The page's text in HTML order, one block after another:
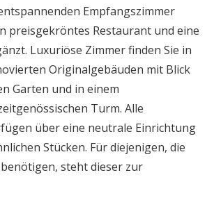
Empfangszimmer
preisgekröntes Restaurant und eine
Luxuriöse Zimmer finden Sie in
Originalgebäuden mit Blick
Garten und in einem
Turm. Alle
über eine neutrale Einrichtung
Stücken. Für diejenigen, die
steht dieser zur